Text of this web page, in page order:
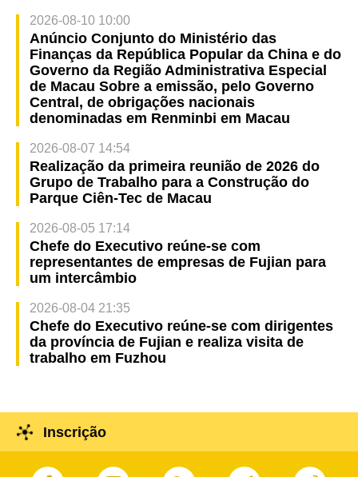
2026-08-10 10:00
Anúncio Conjunto do Ministério das
Finanças da República Popular da China e do
Governo da Região Administrativa Especial
de Macau Sobre a emissão, pelo Governo
Central, de obrigações nacionais
denominadas em Renminbi em Macau
2026-08-07 14:54
Realização da primeira reunião de 2026 do
Grupo de Trabalho para a Construção do
Parque Ciên-Tec de Macau
2026-08-05 17:14
Chefe do Executivo reúne-se com
representantes de empresas de Fujian para
um intercâmbio
2026-08-04 21:35
Chefe do Executivo reúne-se com dirigentes
da província de Fujian e realiza visita de
trabalho em Fuzhou
Inscrição